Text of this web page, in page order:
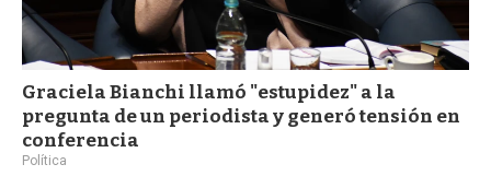
Graciela Bianchi llamó "estupidez" a la
pregunta de un periodista y generó tensión en
conferencia
Política